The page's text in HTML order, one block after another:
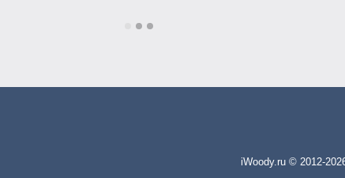
iWoody.ru © 2012-